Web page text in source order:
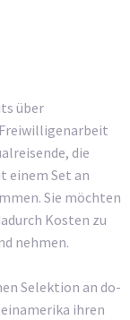
über
die
einem Set an
Sie möchten
Kosten zu
nehmen.
Selektion an do-
ihren